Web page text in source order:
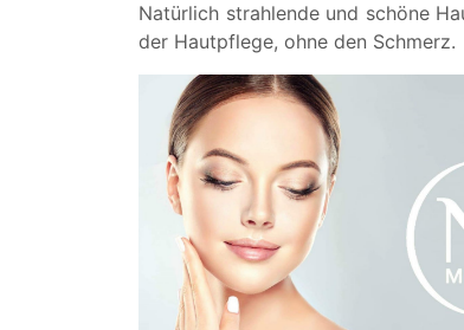
Natürlich strahlende und schöne
der Hautpflege, ohne den Schmerz.